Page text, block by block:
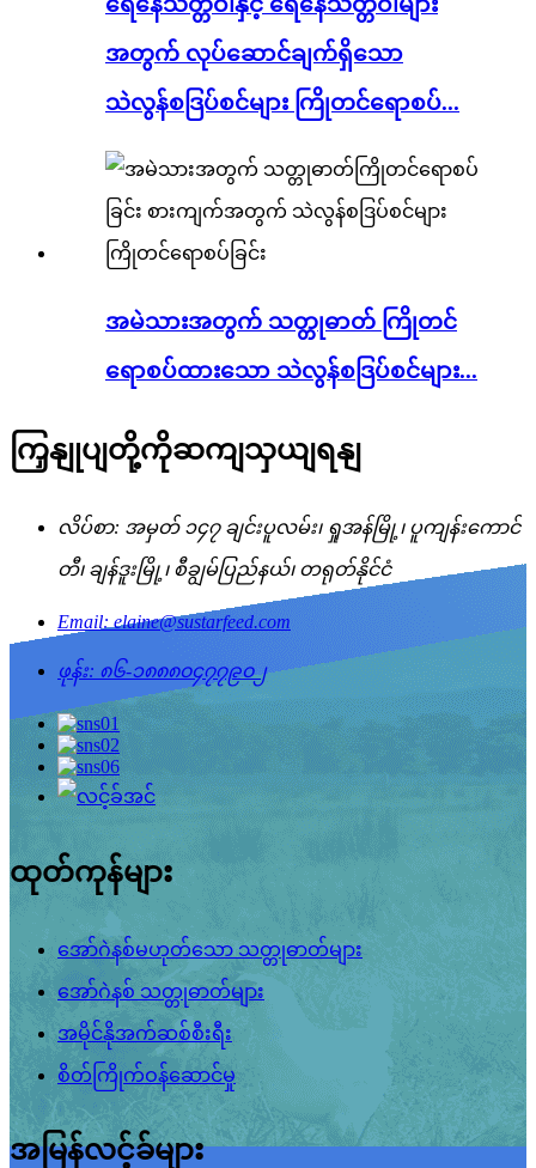
အတွက် လုပ်ဆောင်ချက်ရှိသော
သဲလွန်စဒြပ်စင်များ ကြိုတင်ရောစပ်...
အမဲသားအတွက် သတ္တုဓာတ် ကြိုတင်
ရောစပ်ထားသော သဲလွန်စဒြပ်စင်များ...
ကြှနျုပျတို့ကိုဆကျသှယျရနျ
လိပ်စာ: အမှတ် ၁၄၇ ချင်းပူလမ်း၊ ရှုအန်မြို့၊ ပူကျန်းကောင်
တီ၊ ချန်ဒူးမြို့၊ စီချွမ်ပြည်နယ်၊ တရုတ်နိုင်ငံ
Email: elaine@sustarfeed.com
ဖုန်း: ၈၆-၁၈၈၈၀၄၇၇၉၀၂
ထုတ်ကုန်များ
အော်ဂဲနစ်မဟုတ်သော သတ္တုဓာတ်များ
အော်ဂဲနစ် သတ္တုဓာတ်များ
အမိုင်နိုအက်ဆစ်စီးရီး
စိတ်ကြိုက်ဝန်ဆောင်မှု
အမြန်လင့်ခ်များ